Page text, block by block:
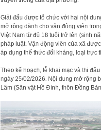
Giải đấu được tổ chức với hai nội
mở rộng dành cho vận động viên
Việt Nam từ đủ 18 tuổi trở lên (sinh
pháp luật. Vận động viên của xã
áp dụng thể thức đối kháng, loại trực
Theo kế hoạch, lễ khai mạc và thi
ngày 25/02/2026. Nội dung mở rộng
Lâm (Sân vật Hồ Đình, thôn Đồng